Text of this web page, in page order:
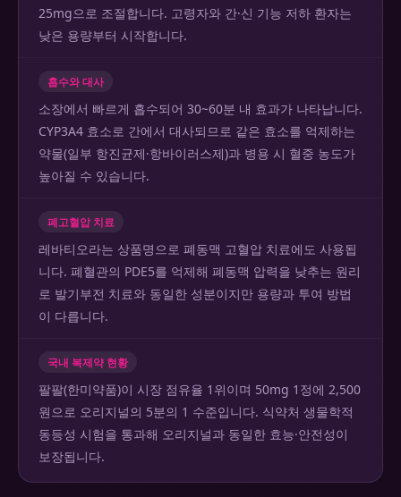
25mg으로 조절합니다. 고령자와 간·신 기능 저하 환자는
낮은 용량부터 시작합니다.
흡수와 대사
소장에서 빠르게 흡수되어 30~60분 내 효과가 나타납니다.
CYP3A4 효소로 간에서 대사되므로 같은 효소를 억제하는
약물(일부 항진균제·항바이러스제)과 병용 시 혈중 농도가
높아질 수 있습니다.
폐고혈압 치료
레바티오라는 상품명으로 폐동맥 고혈압 치료에도 사용됩
니다. 폐혈관의 PDE5를 억제해 폐동맥 압력을 낮추는 원리
로 발기부전 치료와 동일한 성분이지만 용량과 투여 방법
이 다릅니다.
국내 복제약 현황
팔팔(한미약품)이 시장 점유율 1위이며 50mg 1정에 2,500
원으로 오리지널의 5분의 1 수준입니다. 식약처 생물학적
동등성 시험을 통과해 오리지널과 동일한 효능·안전성이
보장됩니다.